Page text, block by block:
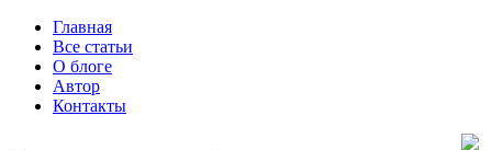
Главная
Все статьи
О блоге
Автор
Контакты